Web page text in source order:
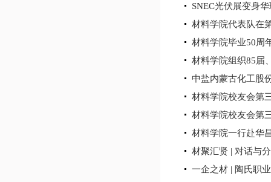
SNEC光伏展变身
材料学院代表队在
材料学院毕业50周
材料学院组织85届
中盐内蒙古化工股
材料学院校友会第
材料学院校友会第
材料学院一行赴华
材聚汇贤 | 对话与
一企之材 | 陶氏职